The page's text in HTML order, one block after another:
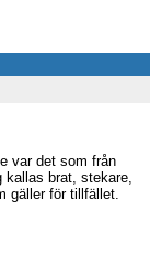
var det som från
kallas brat, stekare,
gäller för tillfället.